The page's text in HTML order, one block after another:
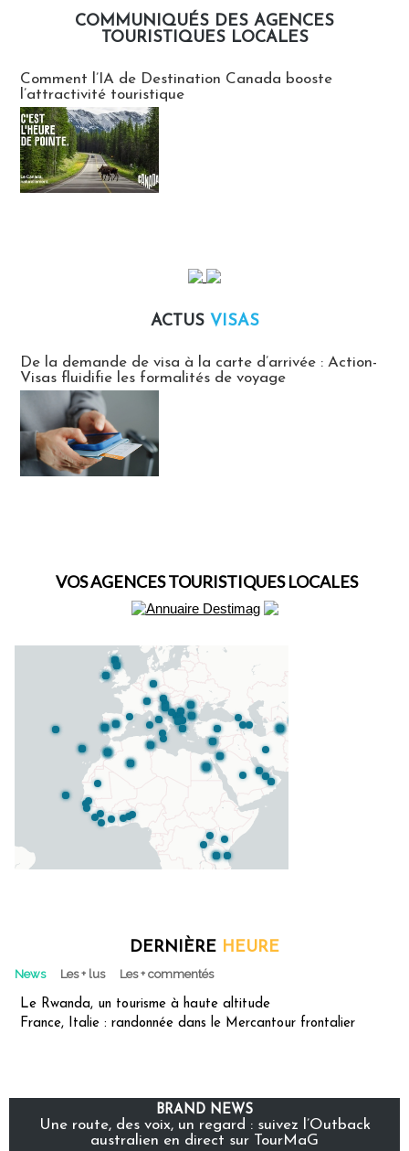
COMMUNIQUÉS DES AGENCES
TOURISTIQUES LOCALES
Comment l’IA de Destination Canada booste
l’attractivité touristique
ACTUS VISAS
De la demande de visa à la carte d’arrivée : Action-
Visas fluidifie les formalités de voyage
VOS AGENCES TOURISTIQUES LOCALES
DERNIÈRE HEURE
News Les + lus Les + commentés
Le Rwanda, un tourisme à haute altitude
France, Italie : randonnée dans le Mercantour frontalier
BRAND NEWS
Une route, des voix, un regard : suivez l’Outback
australien en direct sur TourMaG